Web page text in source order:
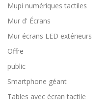
Mupi numériques tactiles
Mur d' Écrans
Mur écrans LED extérieurs
Offre
public
Smartphone géant
Tables avec écran tactile